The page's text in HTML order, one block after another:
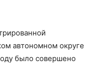
автономном округе
было совершено